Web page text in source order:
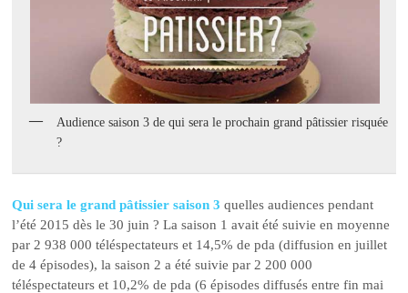
Audience saison 3 de qui sera le prochain grand pâtissier risquée
?
Qui sera le grand pâtissier saison 3 quelles audiences pendant
l’été 2015 dès le 30 juin ? La saison 1 avait été suivie en moyenne
par 2 938 000 téléspectateurs et 14,5% de pda (diffusion en juillet
de 4 épisodes), la saison 2 a été suivie par 2 200 000
téléspectateurs et 10,2% de pda (6 épisodes diffusés entre fin mai